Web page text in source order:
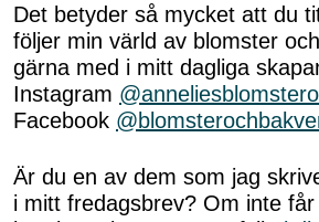
Det betyder så mycket att du
följer min värld av blomster
gärna med i mitt dagliga
Instagram
Facebook
Är du en av dem som jag
i mitt fredagsbrev? Om inte